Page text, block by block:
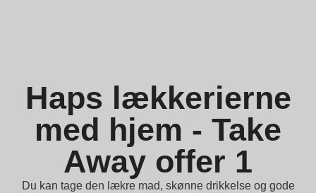
Haps lækkerierne
med hjem - Take
Away offer 1
Du kan tage den lækre mad, skønne drikkelse og gode